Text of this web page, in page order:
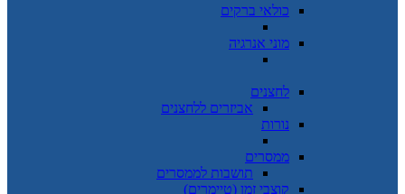
כולאי ברקים
מוני אנרגיה
לחצנים
אביזרים ללחצנים
נורות
ממסרים
תושבות לממסרים
קוצבי זמן (טיימרים)